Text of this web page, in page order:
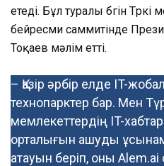
етеді. Бұл туралы бүгін
бейресми саммитінде
Тоқаев мәлім етті.
– Қазір әрбір елде IT-
технопарктер бар. Мен
мемлекеттердің IT-
орталығын ашуды
атауын беріп, оны